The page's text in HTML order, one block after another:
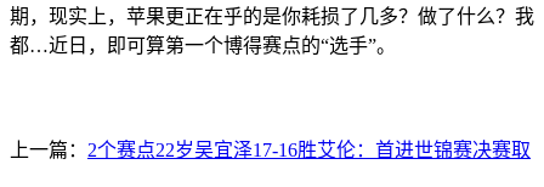
期，现实上，苹果更正在乎的是你耗损了几多？做了什么？我
都…近日，即可算第一个博得赛点的“选手”。
上一篇： 2个赛点22岁吴宜泽17-16胜艾伦：首进世锦赛决赛取